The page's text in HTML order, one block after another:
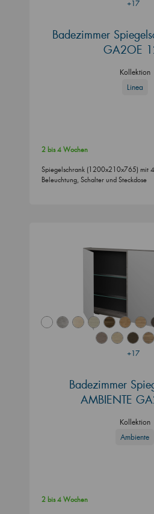
+17
Badezimmer
GA2OE
Kollektion
Linea
2 bis 4 Wochen
Spiegelschrank (1200x210x765) mit 4
Beleuchtung, Schalter und Steckdose
+17
Badezimmer
AMBIENTE
Kollektion
Ambiente
2 bis 4 Wochen